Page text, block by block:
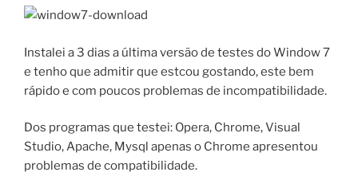
Instalei a 3 dias a última versão de testes do Window 7
e tenho que admitir que estcou gostando, este bem
rápido e com poucos problemas de incompatibilidade.
Dos programas que testei: Opera, Chrome, Visual
Studio, Apache, Mysql apenas o Chrome apresentou
problemas de compatibilidade.